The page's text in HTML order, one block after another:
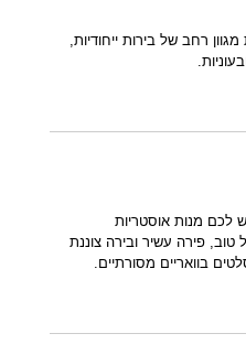
רחב של בירות ייחודיות,
לכם מנות אוסטריות
טוב, פירה עשיר ובירה צוננת
בוואריים מסורתיים.